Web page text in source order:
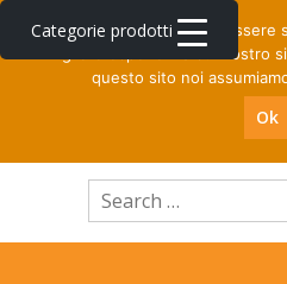
Skip
content
Spedizione rapida per
riservati centri
B2B
Categorie prodotti
Utilizziamo i cookie per essere
migliore esperienza sul nostro
questo sito noi
Ok